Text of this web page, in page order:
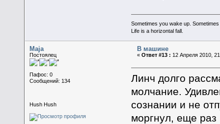
Sometimes you wake up.
Life is a horizontal fall.
Maja
Постоялец
Пафос: 0
Сообщений: 134
Hush Hush
В машине
«Ответ #13 : 12 Апреля 2010,
Линч долго
молчание.
сознании и не
моргнул, еще раз